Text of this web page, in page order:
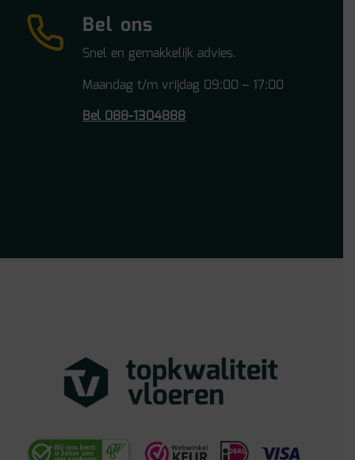
Bel ons
Snel en gemakkelijk advies.
Maandag t/m vrijdag 09:00 – 17:00
Bel 088-1304888